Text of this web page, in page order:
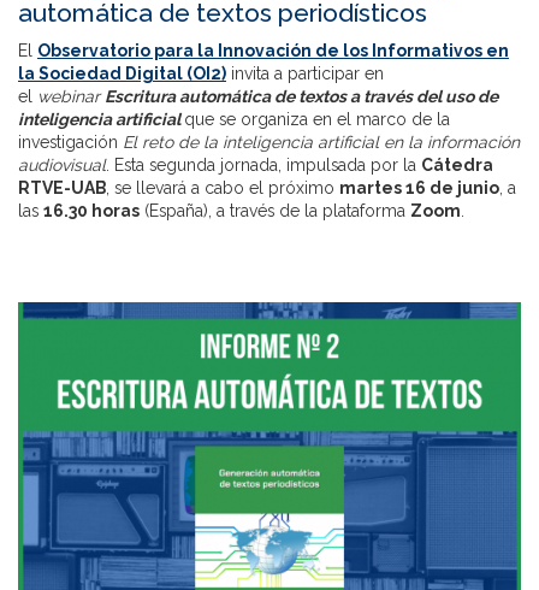
automática de textos periodísticos
El Observatorio para la Innovación de los Informativos en
la Sociedad Digital (OI2) invita a participar en
el
webinarEscritura automática de textos a través del uso de
inteligencia artificialque se organiza en el marco de la
investigación El reto de la inteligencia artificial en la información
audiovisual. Esta segunda jornada, impulsada por la Cátedra
RTVE-UAB , se llevará a cabo el próximo martes 16 de junio , a
las 16.30 horas (España), a través de la plataforma Zoom